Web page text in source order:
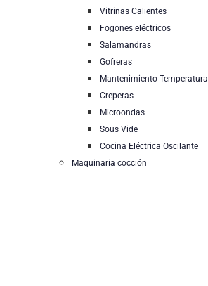
Vitrinas Calientes
Fogones eléctricos
Salamandras
Gofreras
Mantenimiento Temperatura
Creperas
Microondas
Sous Vide
Cocina Eléctrica Oscilante
Maquinaria cocción